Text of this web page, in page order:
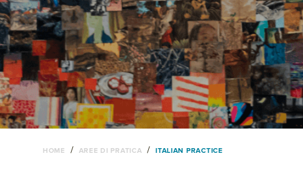
HOME / AREE DI PRATICA / ITALIAN PRACTICE